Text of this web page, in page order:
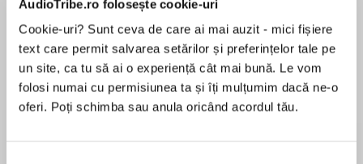
AudioTribe.ro folosește cookie-uri
Cookie-uri? Sunt ceva de care ai mai auzit - mici fișiere
text care permit salvarea setărilor și preferințelor tale pe
un site, ca tu să ai o experiență cât mai bună. Le vom
folosi numai cu permisiunea ta și îți mulțumim dacă ne-o
oferi. Poți schimba sau anula oricând acordul tău.
Desprecarte
The war changed everything for Lily Verner.